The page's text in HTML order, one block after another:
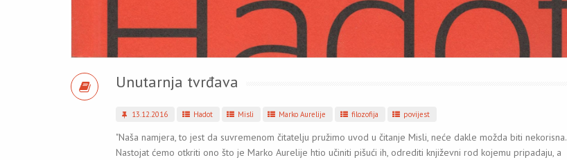
Unutarnja tvrđava
13.12.2016 Hadot Misli Marko Aurelije filozofija povijest
"Naša namjera, to jest da suvremenom čitatelju pružimo uvod u čitanje Misli, neće dakle možda biti nekorisna.
Nastojat ćemo otkriti ono što je Marko Aurelije htio učiniti pišući ih, odrediti književni rod kojemu pripadaju, a